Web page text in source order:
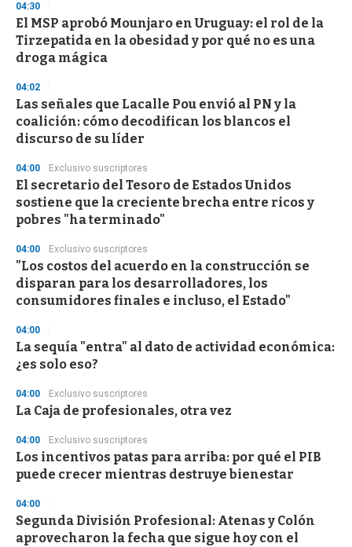
d
s
o
f
3
s
e
c
o
n
04:30
El MSP aprobó Mounjaro en Uruguay: el rol de la
Tirzepatida en la obesidad y por qué no es una
droga mágica
04:02
Las señales que Lacalle Pou envió al PN y la
coalición: cómo decodifican los blancos el
discurso de su líder
04:00 Exclusivo suscriptores
El secretario del Tesoro de Estados Unidos
sostiene que la creciente brecha entre ricos y
pobres "ha terminado"
04:00 Exclusivo suscriptores
"Los costos del acuerdo en la construcción se
disparan para los desarrolladores, los
consumidores finales e incluso, el Estado"
04:00
La sequía "entra" al dato de actividad económica:
¿es solo eso?
04:00 Exclusivo suscriptores
La Caja de profesionales, otra vez
04:00 Exclusivo suscriptores
Los incentivos patas para arriba: por qué el PIB
puede crecer mientras destruye bienestar
04:00
Segunda División Profesional: Atenas y Colón
aprovecharon la fecha que sigue hoy con el